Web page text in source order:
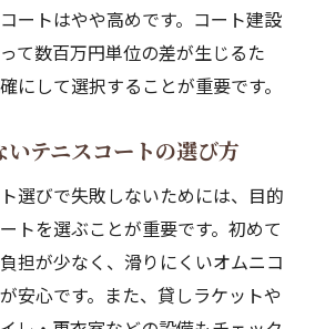
ートはやや高めです。コート建設
て数百万円単位の差が生じるた
にして選択することが重要です。
テニスコートの選び方
選びで失敗しないためには、目的
トを選ぶことが重要です。初めて
担が少なく、滑りにくいオムニコ
安心です。また、貸しラケットや